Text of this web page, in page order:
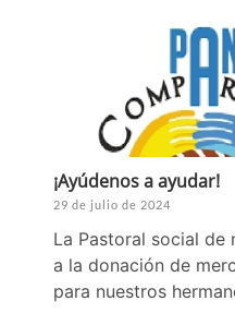
¡Ayúdenos a ayudar!
29 de julio de 2024
La Pastoral social de
a la donación de
para nuestros